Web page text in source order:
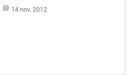
14 nov. 2012